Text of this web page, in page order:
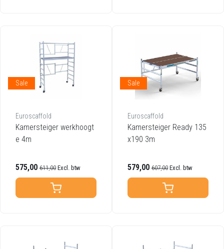
Sale
Euroscaffold
Kamersteiger werkhoogt
e 4m
575,00 611,00 Excl. btw
Sale
Euroscaffold
Kamersteiger Ready 135
x190 3m
579,00 607,00 Excl. btw